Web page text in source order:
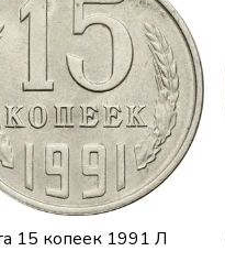
15 копеек 1991 Л